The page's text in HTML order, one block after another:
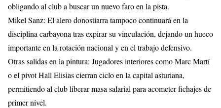
obligando al club a buscar un nuevo faro en la pista.
​Mikel Sanz: El alero donostiarra tampoco continuará en la
disciplina carbayona tras expirar su vinculación, dejando un hueco
importante en la rotación nacional y en el trabajo defensivo.
​Otras salidas en la pintura: Jugadores interiores como Marc Martí
o el pívot Hall Elisias cierran ciclo en la capital asturiana,
permitiendo al club liberar masa salarial para acometer fichajes de
primer nivel.